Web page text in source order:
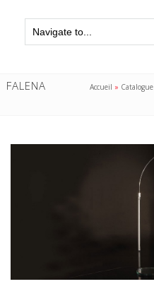
FALENA Accueil » Catalogue